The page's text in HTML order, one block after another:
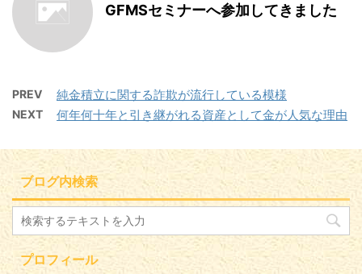
GFMSセミナーへ参加してきました
PREV 純金積立に関する詐欺が流行している模様
NEXT 何年何十年と引き継がれる資産として金が人気な理由
ブログ内検索
プロフィール